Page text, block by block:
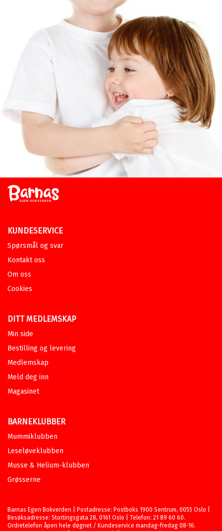
KUNDESERVICE
Spørsmål og svar
Kontakt oss
Om oss
Cookies
DITT MEDLEMSKAP
Min side
Bestilling og levering
Medlemskap
Meld deg inn
Magasinet
BARNEKLUBBER
Mummiklubben
Leseløveklubben
Musse & Helium-klubben
Grøsserne
Barnas Egen Bokverden | Postadresse: Postboks 1900 Sentrum, 0055 Oslo |
Besøksadresse: Stortingsgata 28, 0161 Oslo | Telefon: 21 89 60 60.
Ordretelefon åpen hele døgnet / Kundeservice mandag-fredag 08-16.